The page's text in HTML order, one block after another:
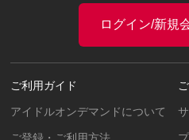
ご利用ガイド
アイドルオンデマンドについて
ログイン/新規